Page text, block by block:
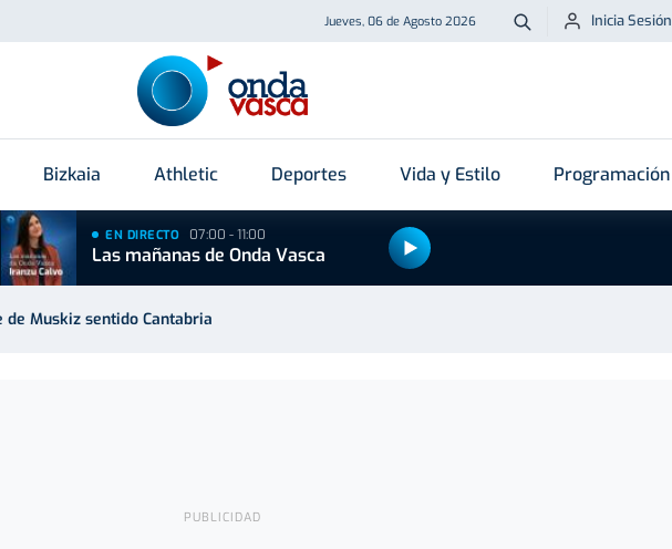
Jueves, 06 de Agosto 2026 Buscar
Inicia Sesión
Bizkaia Athletic Deportes Vida y Estilo Programación
EN DIRECTO 07:00 - 11:00
Las mañanas de Onda Vasca
Muskiz sentido Cantabria